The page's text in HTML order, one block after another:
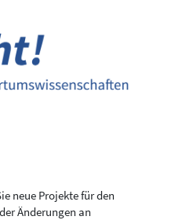
neue Projekte für den
Änderungen an